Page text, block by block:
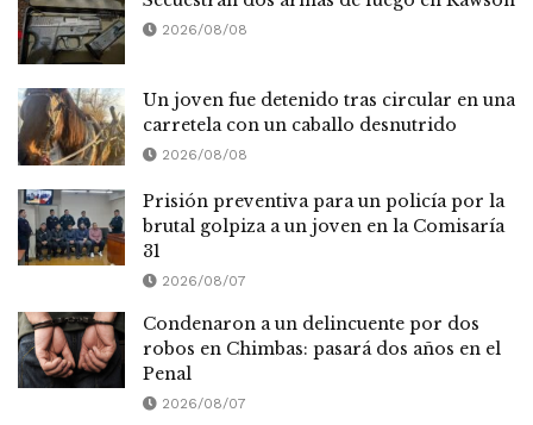
2026/08/08
Un joven fue detenido tras circular en una
carretela con un caballo desnutrido
2026/08/08
Prisión preventiva para un policía por la
brutal golpiza a un joven en la Comisaría
31
2026/08/07
Condenaron a un delincuente por dos
robos en Chimbas: pasará dos años en el
Penal
2026/08/07